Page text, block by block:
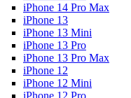
iPhone 14 Pro Max
iPhone 13
iPhone 13 Mini
iPhone 13 Pro
iPhone 13 Pro Max
iPhone 12
iPhone 12 Mini
iPhone 12 Pro